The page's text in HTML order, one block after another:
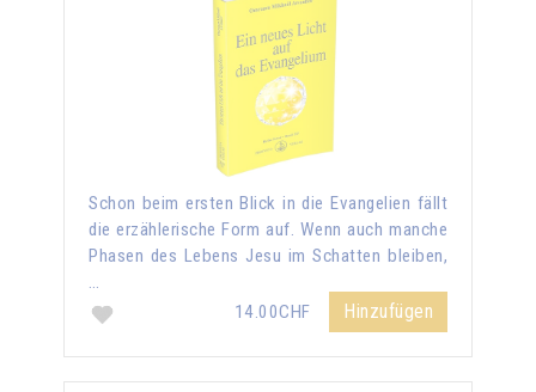
Schon beim ersten Blick in die Evangelien fällt
die erzählerische Form auf. Wenn auch manche
Phasen des Lebens Jesu im Schatten bleiben,
…
14.00CHF
Hinzufügen